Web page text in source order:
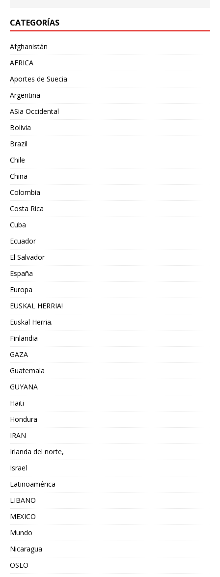
CATEGORÍAS
Afghanistán
AFRICA
Aportes de Suecia
Argentina
ASia Occidental
Bolivia
Brazil
Chile
China
Colombia
Costa Rica
Cuba
Ecuador
El Salvador
España
Europa
EUSKAL HERRIA!
Euskal Herria.
Finlandia
GAZA
Guatemala
GUYANA
Haiti
Hondura
IRAN
Irlanda del norte,
Israel
Latinoamérica
LIBANO
MEXICO
Mundo
Nicaragua
OSLO